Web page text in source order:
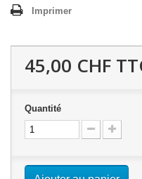
Imprimer
45,00 CHF
Quantité